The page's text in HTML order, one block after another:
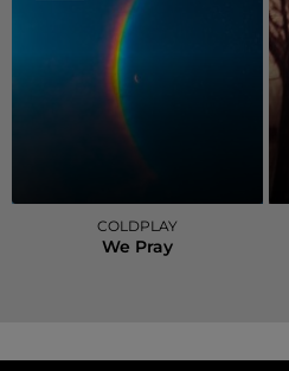
COLDPLAY
We Pray